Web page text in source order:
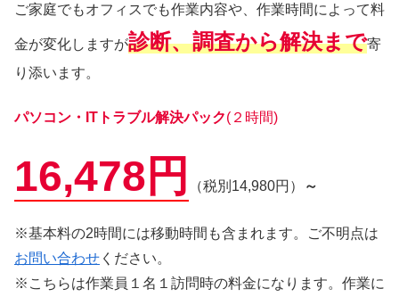
ご家庭でもオフィスでも作業内容や、作業時間によって料
金が変化しますが診断、調査から解決まで寄
り添います。
パソコン・ITトラブル解決パック(２時間)
16,478円 （税別14,980円） ～
※基本料の2時間には移動時間も含まれます。ご不明点は
お問い合わせ ください。
※こちらは作業員１名１訪問時の料金になります。作業に